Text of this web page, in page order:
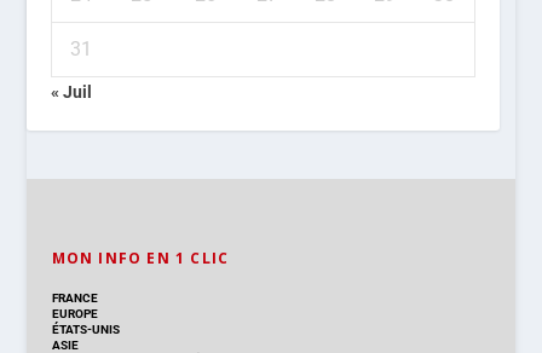
31
« Juil
MON INFO EN 1 CLIC
FRANCE
EUROPE
ÉTATS-UNIS
ASIE